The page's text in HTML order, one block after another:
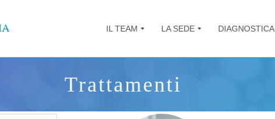
IL TEAM LA SEDE DIAGNOSTICA
Trattamenti